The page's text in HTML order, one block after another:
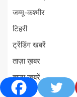
जम्मू-कश्मीर
टिहरी
ट्रेंडिंग खबरें
ताज़ा ख़बर
ताज़ा ख़बरें
दिल्ली